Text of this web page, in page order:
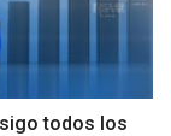
todos los